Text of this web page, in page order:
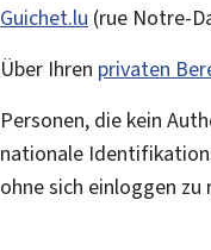
Guichet.lu (rue Notre-
Über Ihren privaten
Personen, die kein
nationale
ohne sich einloggen